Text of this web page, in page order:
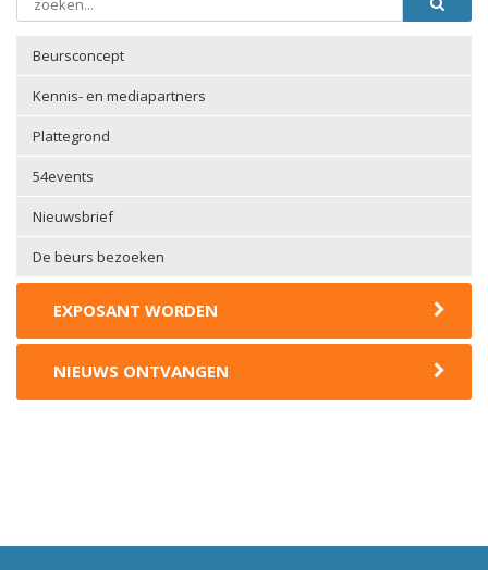
Beursconcept
Kennis- en mediapartners
Plattegrond
54events
Nieuwsbrief
De beurs bezoeken
EXPOSANT WORDEN
NIEUWS ONTVANGEN